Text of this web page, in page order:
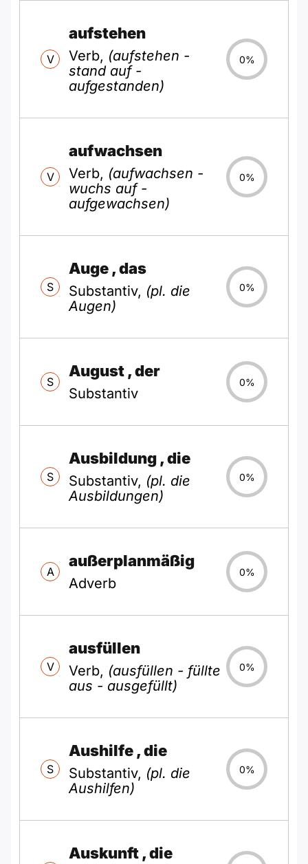
V
aufstehen
Verb, (aufstehen -
stand auf -
aufgestanden)
0%
V
aufwachsen
Verb, (aufwachsen -
wuchs auf -
aufgewachsen)
0%
S
Auge , das
Substantiv, (pl. die
Augen)
0%
S
August , der
Substantiv
0%
S
Ausbildung , die
Substantiv, (pl. die
Ausbildungen)
0%
A
außerplanmäßig
Adverb
0%
V
ausfüllen
Verb, (ausfüllen - füllte
aus - ausgefüllt)
0%
S
Aushilfe , die
Substantiv, (pl. die
Aushilfen)
0%
Auskunft , die